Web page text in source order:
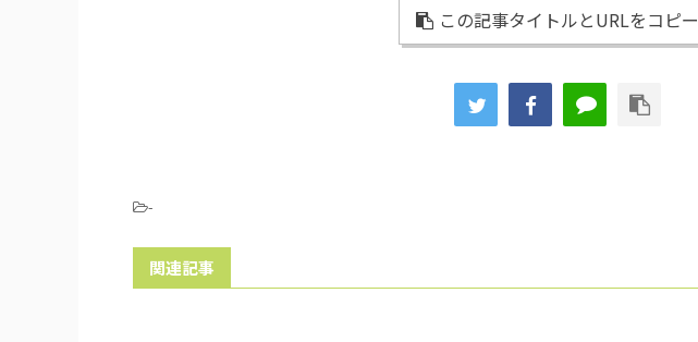
この記事タイトルとURLをコピー
-
関連記事